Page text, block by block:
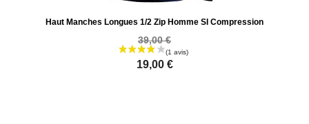
Haut Manches Longues 1/2 Zip Homme SI Compression
39,00 €
19,00 €